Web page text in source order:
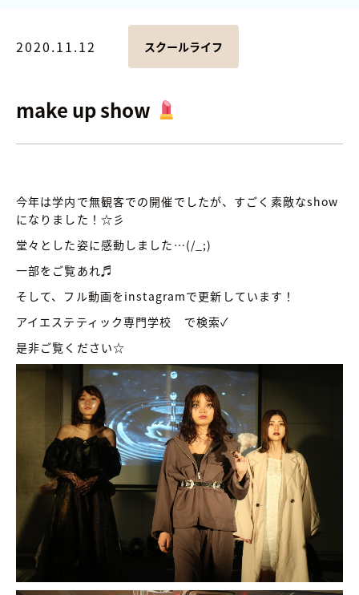
2020.11.12 スクールライフ
make up show
今年は学内で無観客での開催でしたが、すごく素敵なshow
になりました！☆彡
堂々とした姿に感動しました…(/_;)
一部をご覧あれ♬
そして、フル動画をinstagramで更新しています！
アイエステティック専門学校 で検索✓
是非ご覧ください☆